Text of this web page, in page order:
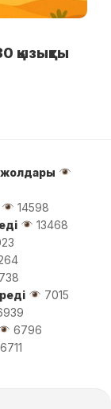
қызықты
жолдары
14598
13468
7015
6796
6711